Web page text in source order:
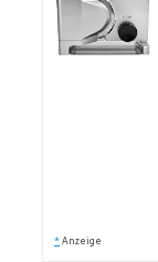
* Anzeige